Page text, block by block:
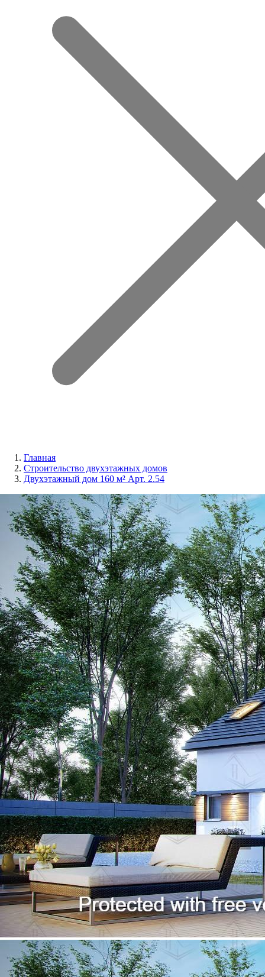
Главная
Строительство двухэтажных домов
Двухэтажный дом 160 м² Арт. 2.54